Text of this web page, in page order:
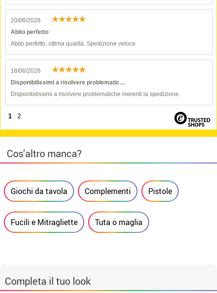
20/06/2026
Abito perfetto
Abito perfetto, ottima qualità. Spedizione veloce
18/06/2026
Disponibilissimi a risolvere problematic…
Disponibilissimi a risolvere problematiche inerenti la spedizione.
1 2
Cos'altro manca?
Giochi da tavola Complementi Pistole
Fucili e Mitragliette Tuta o maglia
Completa il tuo look